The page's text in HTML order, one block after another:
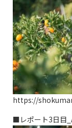
https://
■レポート3日目